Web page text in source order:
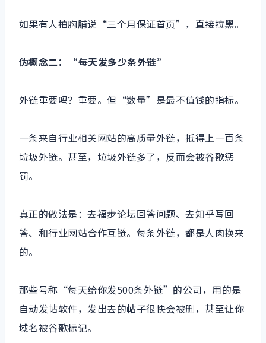
如果有人拍胸脯说“三个月保证首页”，直接拉黑。
伪概念二：“每天发多少条外链”
外链重要吗？重要。但“数量”是最不值钱的指标。
一条来自行业相关网站的高质量外链，抵得上一百条
垃圾外链。甚至，垃圾外链多了，反而会被谷歌惩
罚。
真正的做法是：去福步论坛回答问题、去知乎写回
答、和行业网站合作互链。每条外链，都是人肉换来
的。
那些号称“每天给你发500条外链”的公司，用的是
自动发帖软件，发出去的帖子很快会被删，甚至让你
域名被谷歌标记。